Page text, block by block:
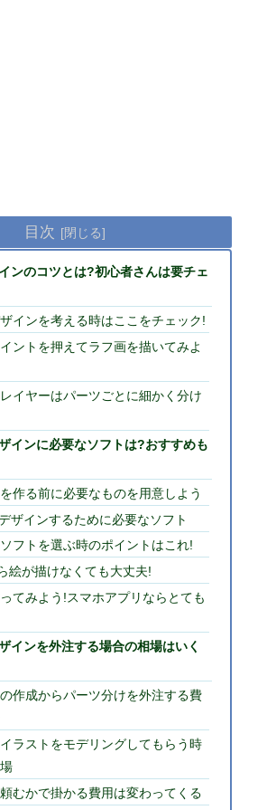
目次
ンのコツとは?初心者さんは要チェ
インを考える時はここをチェック!
ントを押えてラフ画を描いてみよ
イヤーはパーツごとに細かく分け
インに必要なソフトは?おすすめも
作る前に必要なものを用意しよう
ザインするために必要なソフト
フトを選ぶ時のポイントはこれ!
絵が描けなくても大丈夫!
てみよう!スマホアプリならとても
インを外注する場合の相場はいく
作成からパーツ分けを外注する費
ラストをモデリングしてもらう時
むかで掛かる費用は変わってくる